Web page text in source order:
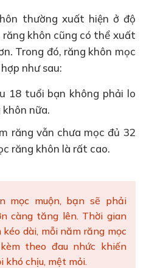
thường xuất hiện ở độ
khôn cũng có thể xuất
Trong đó, răng khôn mọc
như sau:
18 tuổi bạn không phải lo
khôn nữa.
răng vẫn chưa mọc đủ 32
răng khôn là rất cao.
mọc muộn, bạn sẽ phải
càng tăng lên. Thời gian
dài, mỗi năm răng mọc
theo đau nhức khiến
khó chịu, mệt mỏi.